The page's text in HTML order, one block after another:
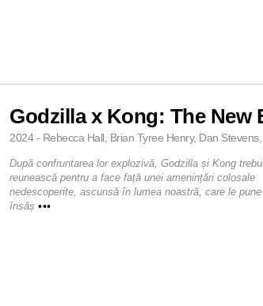
Godzilla x Kong: The New
2024 - Rebecca Hall, Brian Tyree Henry, Dan
După confruntarea lor explozivă, Godzilla și Kong
reunească pentru a face față unei amenințări colosale
nedescoperite, ascunsă în lumea noastră, care le
însăș •••